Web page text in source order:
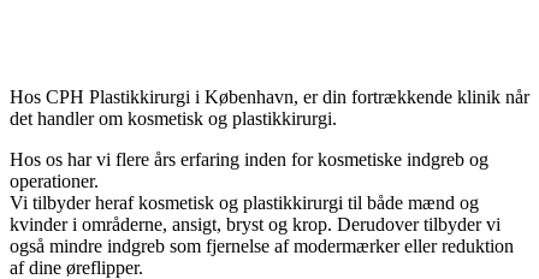
Hos CPH Plastikkirurgi i København, er din fortrækkende klinik når
det handler om kosmetisk og plastikkirurgi.
Hos os har vi flere års erfaring inden for kosmetiske indgreb og
operationer.
Vi tilbyder heraf kosmetisk og plastikkirurgi til både mænd og
kvinder i områderne, ansigt, bryst og krop. Derudover tilbyder vi
også mindre indgreb som fjernelse af modermærker eller reduktion
af dine øreflipper.